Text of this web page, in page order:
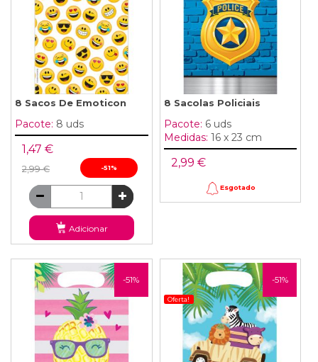
8 Sacos De Emoticon
Pacote: 8 uds
1,47 €
2,99 € -51%
Adicionar
8 Sacolas Policiais
Pacote: 6 uds
Medidas: 16 x 23 cm
2,99 €
Esgotado
-51% -51%
Oferta!